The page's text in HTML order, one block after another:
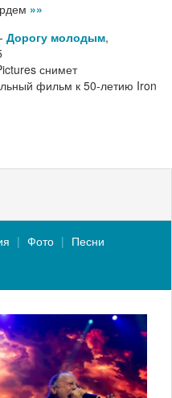
»»
- Дорогу молодым,
снимет
фильм к 50-летию Iron
Фото
Песни